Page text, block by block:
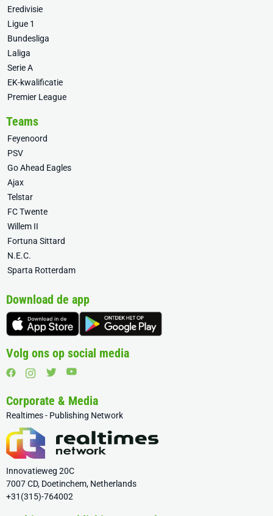
Eredivisie
Ligue 1
Bundesliga
Laliga
Serie A
EK-kwalificatie
Premier League
Teams
Feyenoord
PSV
Go Ahead Eagles
Ajax
Telstar
FC Twente
Willem II
Fortuna Sittard
N.E.C.
Sparta Rotterdam
Download de app
Volg ons op social media
Corporate & Media
Realtimes - Publishing Network
Innovatieweg 20C
7007 CD, Doetinchem, Netherlands
+31(315)-764002